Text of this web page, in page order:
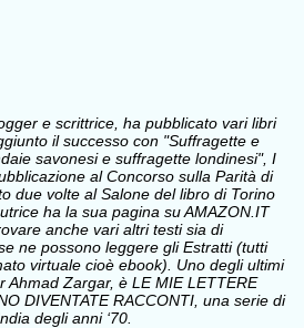
e scrittrice, ha pubblicato vari libri
il successo con "Suffragette e
savonesi e suffragette londinesi", I
al Concorso sulla Parità di
due volte al Salone del libro di Torino
ha la sua pagina su AMAZON.IT
anche vari altri testi sia di
ne possono leggere gli Estratti (tutti
virtuale cioè ebook). Uno degli ultimi
Ahmad Zargar, è LE MIE LETTERE
DIVENTATE RACCONTI, una serie di
degli anni ‘70.